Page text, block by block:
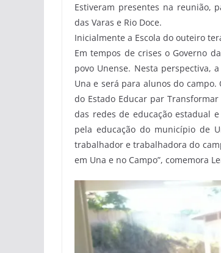
Estiveram presentes na reunião,
das Varas e Rio Doce.
Inicialmente a Escola do outeiro
Em tempos de crises o Governo
povo Unense. Nesta perspectiva,
Una e será para alunos do campo.
do Estado Educar par
das redes de educação estadual
pela educação do município de
trabalhador e trabalhadora do
em Una e no Campo”, comemora